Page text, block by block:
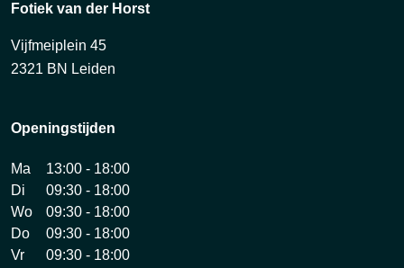
Fotiek van der Horst
Vijfmeiplein 45
2321 BN Leiden
Openingstijden
Ma
13:00 - 18:00
Di
09:30 - 18:00
Wo
09:30 - 18:00
Do
09:30 - 18:00
Vr
09:30 - 18:00